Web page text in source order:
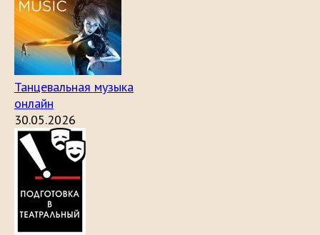
Танцевальная музыка
онлайн
30.05.2026